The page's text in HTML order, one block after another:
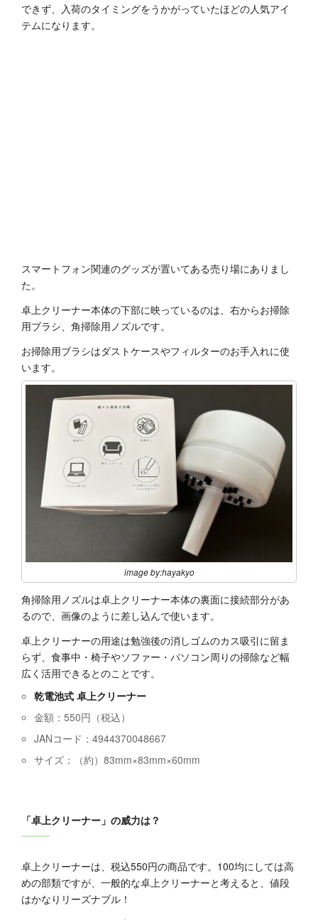
できず、入荷のタイミングをうかがっていたほどの人気アイ
テムになります。
スマートフォン関連のグッズが置いてある売り場にありまし
た。
卓上クリーナー本体の下部に映っているのは、右からお掃除
用ブラシ、角掃除用ノズルです。
お掃除用ブラシはダストケースやフィルターのお手入れに使
います。
image by:hayakyo
角掃除用ノズルは卓上クリーナー本体の裏面に接続部分があ
るので、画像のように差し込んで使います。
卓上クリーナーの用途は勉強後の消しゴムのカス吸引に留ま
らず、食事中・椅子やソファー・パソコン周りの掃除など幅
広く活用できるとのことです。
乾電池式 卓上クリーナー
金額：550円（税込）
JANコード：4944370048667
サイズ：（約）83mm×83mm×60mm
「卓上クリーナー」の威力は？
卓上クリーナーは、税込550円の商品です。100均にしては高
めの部類ですが、一般的な卓上クリーナーと考えると、値段
はかなりリーズナブル！